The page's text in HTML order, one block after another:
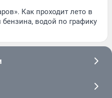
Как проходит лето в
водой по графику